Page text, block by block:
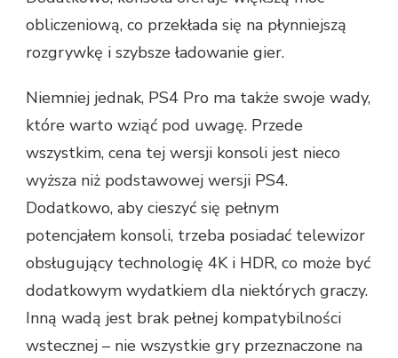
obliczeniową, co przekłada się na płynniejszą
rozgrywkę i szybsze ładowanie gier.
Niemniej jednak, PS4 Pro ma także swoje wady,
które warto wziąć pod uwagę. Przede
wszystkim, cena tej wersji konsoli jest nieco
wyższa niż podstawowej wersji PS4.
Dodatkowo, aby cieszyć się pełnym
potencjałem konsoli, trzeba posiadać telewizor
obsługujący technologię 4K i HDR, co może być
dodatkowym wydatkiem dla niektórych graczy.
Inną wadą jest brak pełnej kompatybilności
wstecznej – nie wszystkie gry przeznaczone na